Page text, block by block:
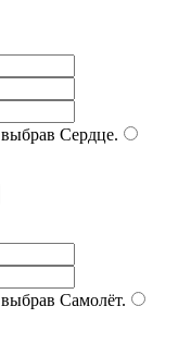
Сердце.
Самолёт.